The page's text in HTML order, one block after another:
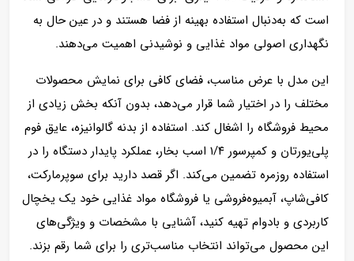
است که به‌دنبال استفاده بهینه از فضا هستند و در عین حال به
نگهداری اصولی مواد غذایی و نوشیدنی اهمیت می‌دهند.
این مدل با عرض مناسب، فضای کافی برای نمایش محصولات
مختلف را در اختیار شما قرار می‌دهد، بدون آنکه بخش زیادی از
محیط فروشگاه را اشغال کند. استفاده از بدنه گالوانیزه، عایق فوم
پلی‌یورتان و کمپرسور ۱/۴ اسب بخار، عملکرد پایدار دستگاه را در
استفاده روزمره تضمین می‌کند. اگر قصد دارید برای سوپرمارکت،
کافی‌شاپ، آبمیوه‌فروشی یا فروشگاه مواد غذایی خود یک یخچال
کاربردی و بادوام تهیه کنید، آشنایی با مشخصات و ویژگی‌های
این محصول می‌تواند انتخاب مناسب‌تری را برای شما رقم بزند.